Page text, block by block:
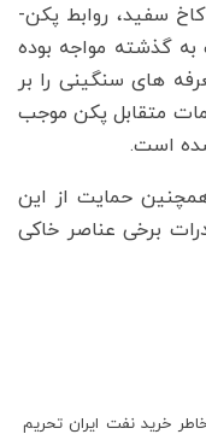
کاخ سفید، روابط پکن-
گذشته مواجه بوده
های سنگینی را بر
متقابل پکن موجب
است.
حمایت از این
برخی عناصر خاکی
خرید نفت ایران تحریم